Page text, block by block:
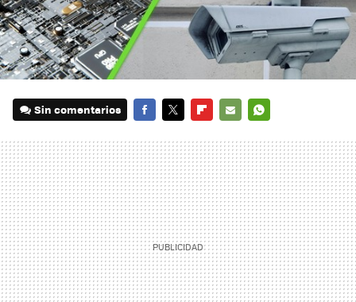
Sin comentarios
MAIL